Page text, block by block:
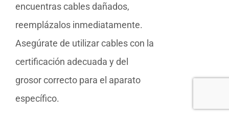
encuentras cables dañados,
reemplázalos inmediatamente.
Asegúrate de utilizar cables con la
certificación adecuada y del
grosor correcto para el aparato
específico.